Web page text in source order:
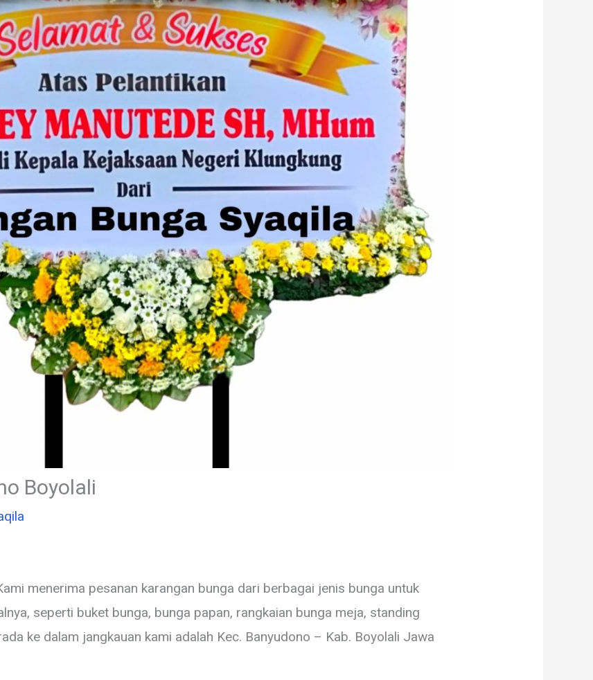
Boyolali
menerima pesanan karangan bunga dari berbagai jenis bunga untuk
seperti buket bunga, bunga papan, rangkaian bunga meja, standing
ke dalam jangkauan kami adalah Kec. Banyudono – Kab. Boyolali Jawa